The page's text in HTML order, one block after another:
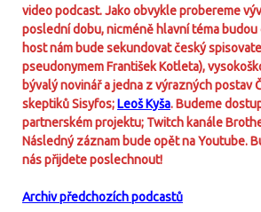
video podcast. Jako obvykle probereme
poslední dobu, nicméně hlavní téma
host nám bude sekundovat český
pseudonymem František Kotleta),
bývalý novinář a jedna z výrazných postav
skeptiků Sisyfos;Leoš Kyša. Budeme
partnerském projektu; Twitch kanále
Následný záznam bude opět na Youtube.
nás přijdete poslechnout!
Archiv předchozích podcastů